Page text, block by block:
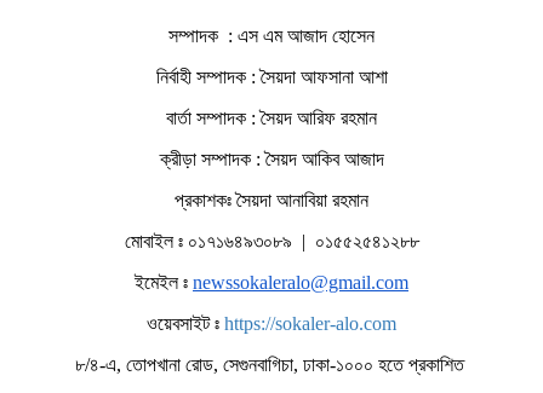
সম্পাদক : এস এম আজাদ হোসেন
নির্বাহী সম্পাদক : সৈয়দা আফসানা আশা
বার্তা সম্পাদক : সৈয়দ আরিফ রহমান
ক্রীড়া সম্পাদক : সৈয়দ আকিব আজাদ
প্রকাশকঃ সৈয়দা আনাবিয়া রহমান
মোবাইল ঃ ০১৭১৬৪৯৩০৮৯ | ০১৫৫২৫৪১২৮৮
ইমেইল ঃ newssokaleralo@gmail.com
ওয়েবসাইট ঃ https://sokaler-alo.com
৮/৪-এ, তোপখানা রোড, সেগুনবাগিচা, ঢাকা-১০০০ হতে প্রকাশিত